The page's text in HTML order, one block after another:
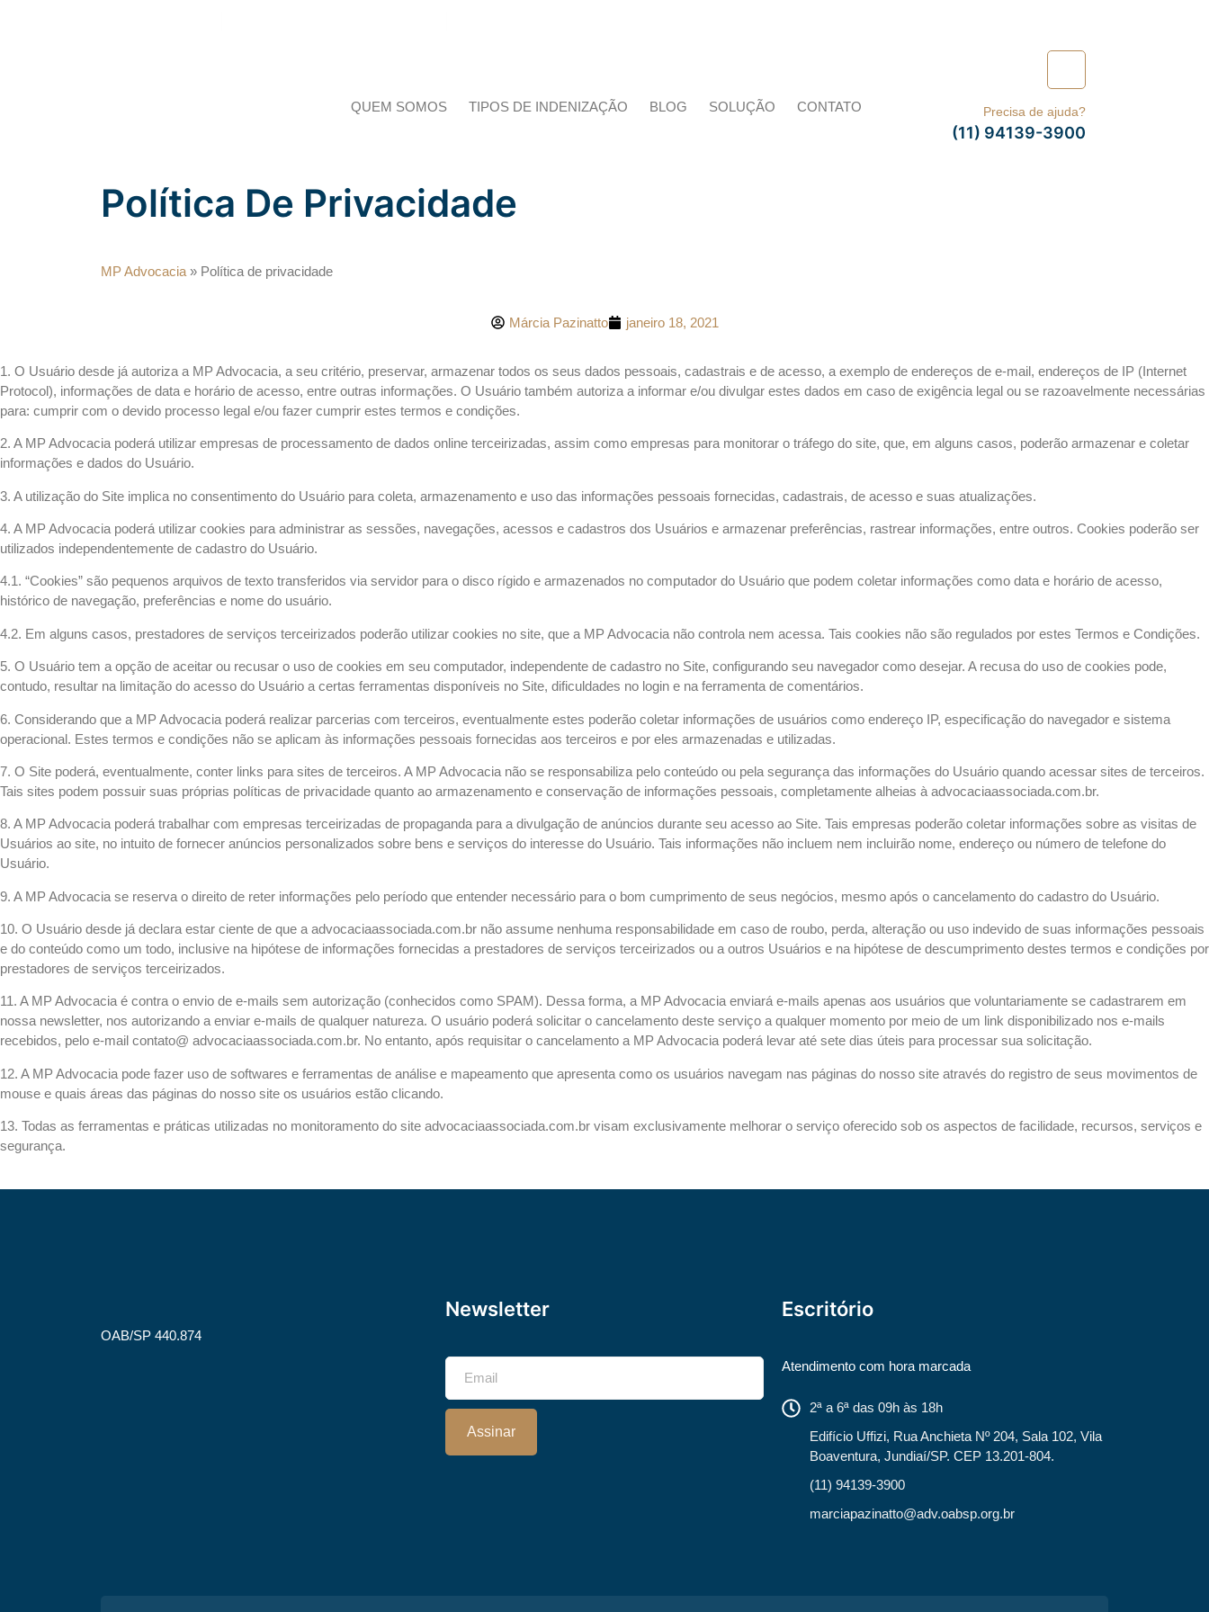
QUEM SOMOS TIPOS DE INDENIZAÇÃO BLOG SOLUÇÃO CONTATO Precisa de ajuda?
(11) 94139-3900
Política De Privacidade
MP Advocacia » Política de privacidade
Márcia Pazinatto janeiro 18, 2021
1. O Usuário desde já autoriza a MP Advocacia, a seu critério, preservar, armazenar todos os seus dados pessoais, cadastrais e de acesso, a exemplo de endereços de e-mail, endereços de IP (Internet
Protocol), informações de data e horário de acesso, entre outras informações. O Usuário também autoriza a informar e/ou divulgar estes dados em caso de exigência legal ou se razoavelmente necessárias
para: cumprir com o devido processo legal e/ou fazer cumprir estes termos e condições.
2. A MP Advocacia poderá utilizar empresas de processamento de dados online terceirizadas, assim como empresas para monitorar o tráfego do site, que, em alguns casos, poderão armazenar e coletar
informações e dados do Usuário.
3. A utilização do Site implica no consentimento do Usuário para coleta, armazenamento e uso das informações pessoais fornecidas, cadastrais, de acesso e suas atualizações.
4. A MP Advocacia poderá utilizar cookies para administrar as sessões, navegações, acessos e cadastros dos Usuários e armazenar preferências, rastrear informações, entre outros. Cookies poderão ser
utilizados independentemente de cadastro do Usuário.
4.1. “Cookies” são pequenos arquivos de texto transferidos via servidor para o disco rígido e armazenados no computador do Usuário que podem coletar informações como data e horário de acesso,
histórico de navegação, preferências e nome do usuário.
4.2. Em alguns casos, prestadores de serviços terceirizados poderão utilizar cookies no site, que a MP Advocacia não controla nem acessa. Tais cookies não são regulados por estes Termos e Condições.
5. O Usuário tem a opção de aceitar ou recusar o uso de cookies em seu computador, independente de cadastro no Site, configurando seu navegador como desejar. A recusa do uso de cookies pode,
contudo, resultar na limitação do acesso do Usuário a certas ferramentas disponíveis no Site, dificuldades no login e na ferramenta de comentários.
6. Considerando que a MP Advocacia poderá realizar parcerias com terceiros, eventualmente estes poderão coletar informações de usuários como endereço IP, especificação do navegador e sistema
operacional. Estes termos e condições não se aplicam às informações pessoais fornecidas aos terceiros e por eles armazenadas e utilizadas.
7. O Site poderá, eventualmente, conter links para sites de terceiros. A MP Advocacia não se responsabiliza pelo conteúdo ou pela segurança das informações do Usuário quando acessar sites de terceiros.
Tais sites podem possuir suas próprias políticas de privacidade quanto ao armazenamento e conservação de informações pessoais, completamente alheias à advocaciaassociada.com.br.
8. A MP Advocacia poderá trabalhar com empresas terceirizadas de propaganda para a divulgação de anúncios durante seu acesso ao Site. Tais empresas poderão coletar informações sobre as visitas de
Usuários ao site, no intuito de fornecer anúncios personalizados sobre bens e serviços do interesse do Usuário. Tais informações não incluem nem incluirão nome, endereço ou número de telefone do
Usuário.
9. A MP Advocacia se reserva o direito de reter informações pelo período que entender necessário para o bom cumprimento de seus negócios, mesmo após o cancelamento do cadastro do Usuário.
10. O Usuário desde já declara estar ciente de que a advocaciaassociada.com.br não assume nenhuma responsabilidade em caso de roubo, perda, alteração ou uso indevido de suas informações pessoais
e do conteúdo como um todo, inclusive na hipótese de informações fornecidas a prestadores de serviços terceirizados ou a outros Usuários e na hipótese de descumprimento destes termos e condições por
prestadores de serviços terceirizados.
11. A MP Advocacia é contra o envio de e-mails sem autorização (conhecidos como SPAM). Dessa forma, a MP Advocacia enviará e-mails apenas aos usuários que voluntariamente se cadastrarem em
nossa newsletter, nos autorizando a enviar e-mails de qualquer natureza. O usuário poderá solicitar o cancelamento deste serviço a qualquer momento por meio de um link disponibilizado nos e-mails
recebidos, pelo e-mail contato@ advocaciaassociada.com.br. No entanto, após requisitar o cancelamento a MP Advocacia poderá levar até sete dias úteis para processar sua solicitação.
12. A MP Advocacia pode fazer uso de softwares e ferramentas de análise e mapeamento que apresenta como os usuários navegam nas páginas do nosso site através do registro de seus movimentos de
mouse e quais áreas das páginas do nosso site os usuários estão clicando.
13. Todas as ferramentas e práticas utilizadas no monitoramento do site advocaciaassociada.com.br visam exclusivamente melhorar o serviço oferecido sob os aspectos de facilidade, recursos, serviços e
segurança.
OAB/SP 440.874
Newsletter
Assinar
Escritório
Atendimento com hora marcada
2ª a 6ª das 09h às 18h
Edifício Uffizi, Rua Anchieta Nº 204, Sala 102, Vila
Boaventura, Jundiaí/SP. CEP 13.201-804.
(11) 94139-3900
marciapazinatto@adv.oabsp.org.br